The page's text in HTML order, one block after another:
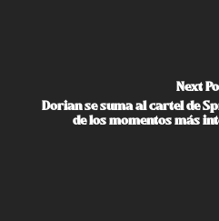
Next
Dorian se suma al cartel de
de los momentos más